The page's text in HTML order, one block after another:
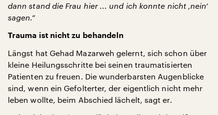
dann stand die Frau hier ... und ich konnte nicht ‚nein‘
sagen.“
Trauma ist nicht zu behandeln
Längst hat Gehad Mazarweh gelernt, sich schon über
kleine Heilungsschritte bei seinen traumatisierten
Patienten zu freuen. Die wunderbarsten Augenblicke
sind, wenn ein Gefolterter, der eigentlich nicht mehr
leben wollte, beim Abschied lächelt, sagt er.